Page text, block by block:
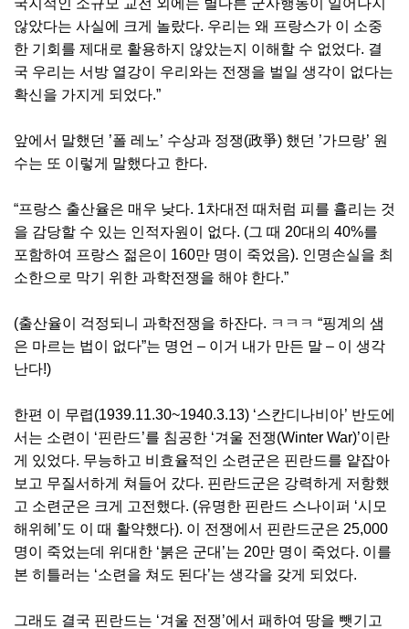
국지적인 소규모 교전 외에는 별다른 군사행동이 일어나지
않았다는 사실에 크게 놀랐다. 우리는 왜 프랑스가 이 소중
한 기회를 제대로 활용하지 않았는지 이해할 수 없었다. 결
국 우리는 서방 열강이 우리와는 전쟁을 벌일 생각이 없다는
확신을 가지게 되었다.”
앞에서 말했던 ’폴 레노’ 수상과 정쟁(政爭) 했던 ’가므랑’ 원
수는 또 이렇게 말했다고 한다.
“프랑스 출산율은 매우 낮다. 1차대전 때처럼 피를 흘리는 것
을 감당할 수 있는 인적자원이 없다. (그 때 20대의 40%를
포함하여 프랑스 젊은이 160만 명이 죽었음). 인명손실을 최
소한으로 막기 위한 과학전쟁을 해야 한다.”
(출산율이 걱정되니 과학전쟁을 하잔다. ㅋㅋㅋ “핑계의 샘
은 마르는 법이 없다”는 명언 – 이거 내가 만든 말 – 이 생각
난다!)
한편 이 무렵(1939.11.30~1940.3.13) ‘스칸디나비아’ 반도에
서는 소련이 ‘핀란드’를 침공한 ‘겨울 전쟁(Winter War)’이란
게 있었다. 무능하고 비효율적인 소련군은 핀란드를 얕잡아
보고 무질서하게 쳐들어 갔다. 핀란드군은 강력하게 저항했
고 소련군은 크게 고전했다. (유명한 핀란드 스나이퍼 ‘시모
해위헤’도 이 때 활약했다). 이 전쟁에서 핀란드군은 25,000
명이 죽었는데 위대한 ‘붉은 군대’는 20만 명이 죽었다. 이를
본 히틀러는 ‘소련을 쳐도 된다’는 생각을 갖게 되었다.
그래도 결국 핀란드는 ‘겨울 전쟁’에서 패하여 땅을 뺏기고